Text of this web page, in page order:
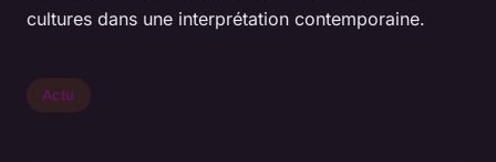
cultures dans une interprétation contemporaine.
Actu